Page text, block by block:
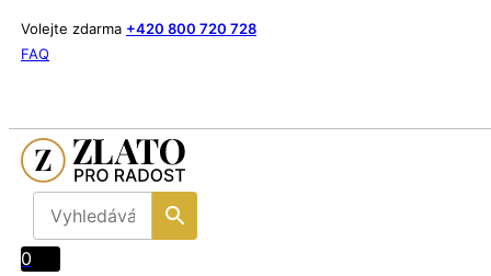
Volejte zdarma +420 800 720 728
FAQ
0